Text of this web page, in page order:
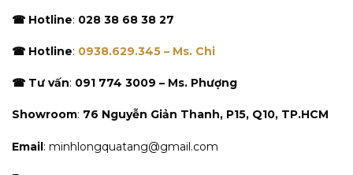
☎ Hotline: 028 38 68 38 27
☎ Hotline: 0938.629.345 – Ms. Chi
☎ Tư vấn: 091 774 3009 – Ms. Phượng
Showroom: 76 Nguyễn Giản Thanh, P15, Q10, TP.HCM
Email: minhlongquatang@gmail.com